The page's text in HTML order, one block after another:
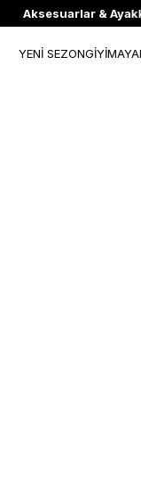
Aksesuarlar &
YENİ SEZONGİYİM